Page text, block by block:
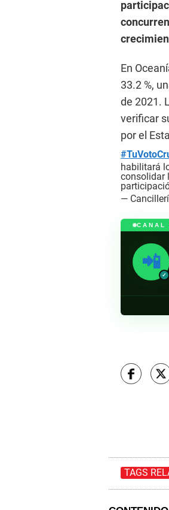
En
33.2 %,
de 2021.
verificar
por el
habilitará
consolidar
—
CANAL
📲
✓
TAGS